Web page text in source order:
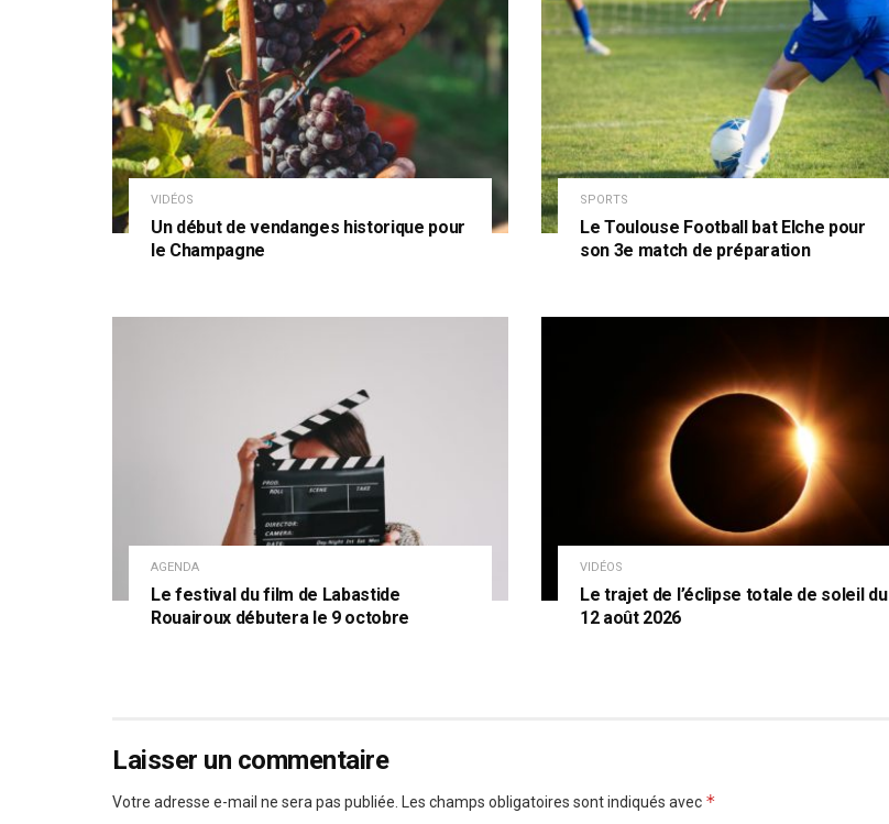
VIDÉOS
Un début de vendanges historique pour
le Champagne
SPORTS
Le Toulouse Football bat Elche pour
son 3e match de préparation
AGENDA
Le festival du film de Labastide
Rouairoux débutera le 9 octobre
VIDÉOS
Le trajet de l’éclipse totale de soleil du
12 août 2026
Laisser un commentaire
Votre adresse e-mail ne sera pas publiée. Les champs obligatoires sont indiqués avec *